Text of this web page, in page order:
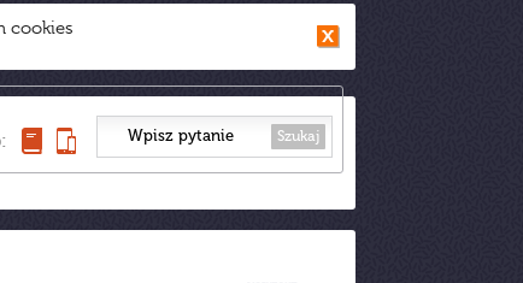
cookies
Szukaj